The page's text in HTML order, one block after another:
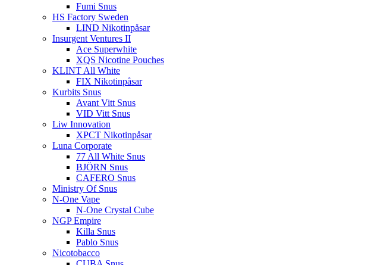
Fumi Snus
HS Factory Sweden
LIND Nikotinpåsar
Insurgent Ventures II
Ace Superwhite
XQS Nicotine Pouches
KLINT All White
FIX Nikotinpåsar
Kurbits Snus
Avant Vitt Snus
VID Vitt Snus
Liw Innovation
XPCT Nikotinpåsar
Luna Corporate
77 All White Snus
BJÖRN Snus
CAFERO Snus
Ministry Of Snus
N-One Vape
N-One Crystal Cube
NGP Empire
Killa Snus
Pablo Snus
Nicotobacco